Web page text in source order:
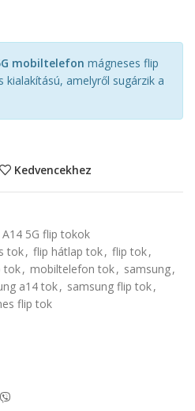
mobiltelefon mágneses flip
amelyről sugárzik a
Kedvencekhez
5G flip tokok
tok, flip hátlap tok, flip tok,
tok, mobiltelefon tok, samsung,
a14 tok, samsung flip tok,
flip tok